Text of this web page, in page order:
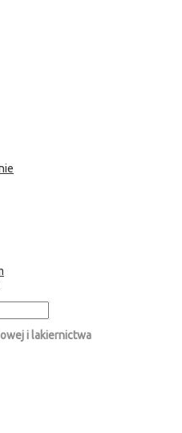
i lakiernictwa